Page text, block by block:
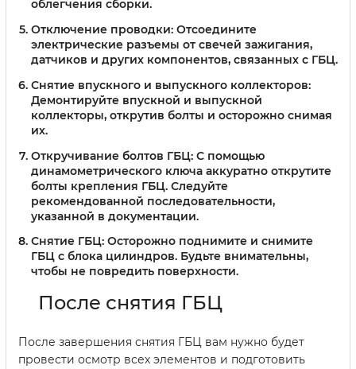
облегчения сборки.
Отключение проводки: Отсоедините
электрические разъемы от свечей зажигания,
датчиков и других компонентов, связанных с ГБЦ.
Снятие впускного и выпускного коллекторов:
Демонтируйте впускной и выпускной
коллекторы, открутив болты и осторожно снимая
их.
Откручивание болтов ГБЦ: С помощью
динамометрического ключа аккуратно открутите
болты крепления ГБЦ. Следуйте
рекомендованной последовательности,
указанной в документации.
Снятие ГБЦ: Осторожно поднимите и снимите
ГБЦ с блока цилиндров. Будьте внимательны,
чтобы не повредить поверхности.
После снятия ГБЦ
После завершения снятия ГБЦ вам нужно будет
провести осмотр всех элементов и подготовить